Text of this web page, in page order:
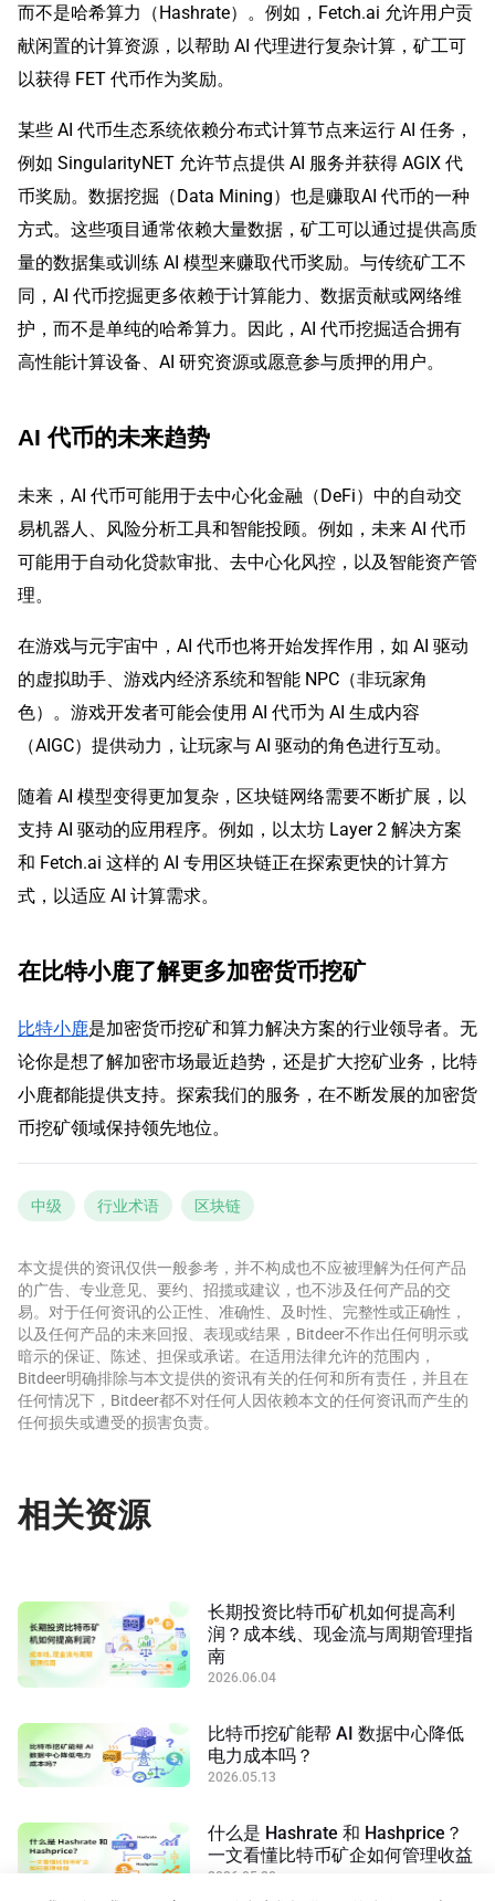
而不是哈希算力（Hashrate）。例如，Fetch.ai 允许用户贡
献闲置的计算资源，以帮助 AI 代理进行复杂计算，矿工可
以获得 FET 代币作为奖励。
某些 AI 代币生态系统依赖分布式计算节点来运行 AI 任务，
例如 SingularityNET 允许节点提供 AI 服务并获得 AGIX 代
币奖励。数据挖掘（Data Mining）也是赚取AI 代币的一种
方式。这些项目通常依赖大量数据，矿工可以通过提供高质
量的数据集或训练 AI 模型来赚取代币奖励。与传统矿工不
同，AI 代币挖掘更多依赖于计算能力、数据贡献或网络维
护，而不是单纯的哈希算力。因此，AI 代币挖掘适合拥有
高性能计算设备、AI 研究资源或愿意参与质押的用户。
AI 代币的未来趋势
未来，AI 代币可能用于去中心化金融（DeFi）中的自动交
易机器人、风险分析工具和智能投顾。例如，未来 AI 代币
可能用于自动化贷款审批、去中心化风控，以及智能资产管
理。
在游戏与元宇宙中，AI 代币也将开始发挥作用，如 AI 驱动
的虚拟助手、游戏内经济系统和智能 NPC（非玩家角
色）。游戏开发者可能会使用 AI 代币为 AI 生成内容
（AIGC）提供动力，让玩家与 AI 驱动的角色进行互动。
随着 AI 模型变得更加复杂，区块链网络需要不断扩展，以
支持 AI 驱动的应用程序。例如，以太坊 Layer 2 解决方案
和 Fetch.ai 这样的 AI 专用区块链正在探索更快的计算方
式，以适应 AI 计算需求。
在比特小鹿了解更多加密货币挖矿
比特小鹿是加密货币挖矿和算力解决方案的行业领导者。无
论你是想了解加密市场最近趋势，还是扩大挖矿业务，比特
小鹿都能提供支持。探索我们的服务，在不断发展的加密货
币挖矿领域保持领先地位。
中级 行业术语 区块链
本文提供的资讯仅供一般参考，并不构成也不应被理解为任何产品
的广告、专业意见、要约、招揽或建议，也不涉及任何产品的交
易。对于任何资讯的公正性、准确性、及时性、完整性或正确性，
以及任何产品的未来回报、表现或结果，Bitdeer不作出任何明示或
暗示的保证、陈述、担保或承诺。在适用法律允许的范围内，
Bitdeer明确排除与本文提供的资讯有关的任何和所有责任，并且在
任何情况下，Bitdeer都不对任何人因依赖本文的任何资讯而产生的
任何损失或遭受的损害负责。
相关资源
长期投资比特币矿机如何提高利
润？成本线、现金流与周期管理指
南
2026.06.04
比特币挖矿能帮 AI 数据中心降低
电力成本吗？
2026.05.13
什么是 Hashrate 和 Hashprice？
一文看懂比特币矿企如何管理收益
2026.05.20